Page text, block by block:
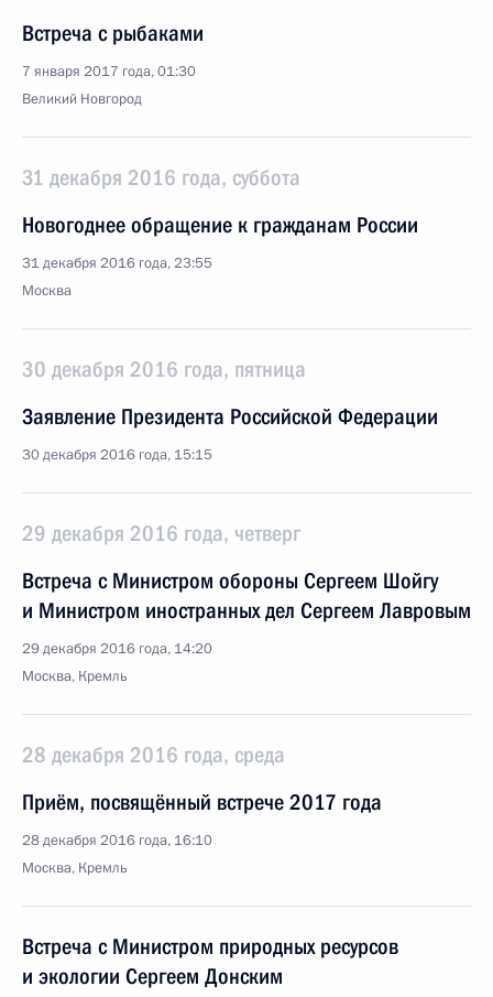
Встреча с рыбаками
7 января 2017 года, 01:30
Великий Новгород
31 декабря 2016 года, суббота
Новогоднее обращение к гражданам России
31 декабря 2016 года, 23:55
Москва
30 декабря 2016 года, пятница
Заявление Президента Российской Федерации
30 декабря 2016 года, 15:15
29 декабря 2016 года, четверг
Встреча с Министром обороны Сергеем Шойгу
и Министром иностранных дел Сергеем Лавровым
29 декабря 2016 года, 14:20
Москва, Кремль
28 декабря 2016 года, среда
Приём, посвящённый встрече 2017 года
28 декабря 2016 года, 16:10
Москва, Кремль
Встреча с Министром природных ресурсов
и экологии Сергеем Донским